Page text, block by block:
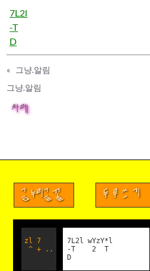
7L2l
-T
D
«
그냥.알림
그냥.알림
차례
금누리글꼴 두루쓰기
zl 7
^ + ..
7L2l wYzY*l
-T 2 T
D